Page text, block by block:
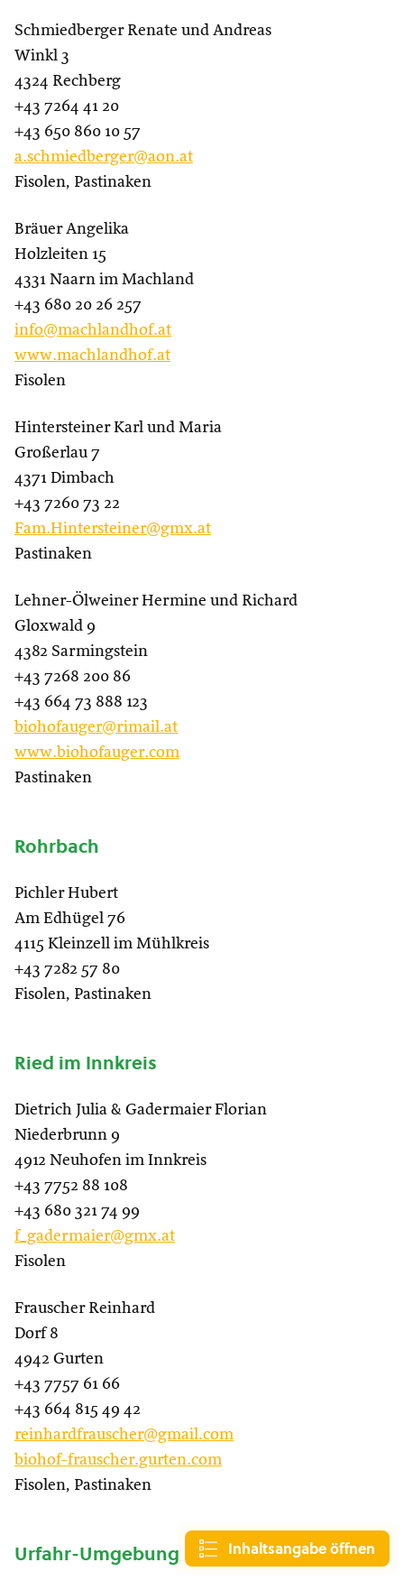
Schmiedberger Renate und Andreas
Winkl 3
4324 Rechberg
+43 7264 41 20
+43 650 860 10 57
a.schmiedberger@aon.at
Fisolen, Pastinaken
Bräuer Angelika
Holzleiten 15
4331 Naarn im Machland
+43 680 20 26 257
info@machlandhof.at
www.machlandhof.at
Fisolen
Hintersteiner Karl und Maria
Großerlau 7
4371 Dimbach
+43 7260 73 22
Fam.Hintersteiner@gmx.at
Pastinaken
Lehner-Ölweiner Hermine und Richard
Gloxwald 9
4382 Sarmingstein
+43 7268 200 86
+43 664 73 888 123
biohofauger@rimail.at
www.biohofauger.com
Pastinaken
Rohrbach
Pichler Hubert
Am Edhügel 76
4115 Kleinzell im Mühlkreis
+43 7282 57 80
Fisolen, Pastinaken
Ried im Innkreis
Dietrich Julia & Gadermaier Florian
Niederbrunn 9
4912 Neuhofen im Innkreis
+43 7752 88 108
+43 680 321 74 99
f_gadermaier@gmx.at
Fisolen
Frauscher Reinhard
Dorf 8
4942 Gurten
+43 7757 61 66
+43 664 815 49 42
reinhardfrauscher@gmail.com
biohof-frauscher.gurten.com
Fisolen, Pastinaken
Urfahr-Umgebung Inhaltsangabe öffnen